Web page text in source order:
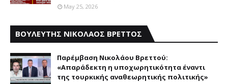
May 25, 2026
ΒΟΥΛΕΥΤΗΣ ΝΙΚΟΛΑΟΣ ΒΡΕΤΤΟΣ
Παρέμβαση Nικολάου Bρεττού:
«Aπαράδεκτη η υποχωρητικότητα έναντι
της τουρκικής αναθεωρητικής πολιτικής»